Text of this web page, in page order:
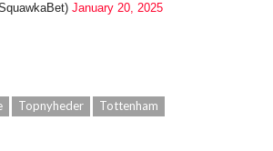
January 20, 2025
Topnyheder Tottenham